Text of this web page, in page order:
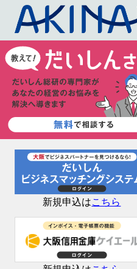
新規申込はこちら